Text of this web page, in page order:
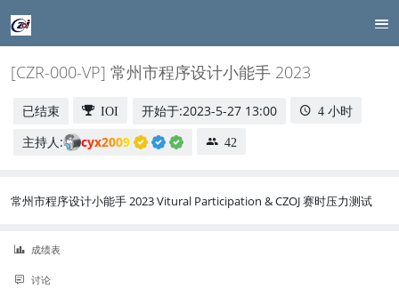
[CZR-000-VP] 常州市程序设计小能手 2023
已结束 IOI 开始于:2023-5-27 13:00 4 小时
主持人: cyx2009 42
常州市程序设计小能手 2023 Vitural Participation & CZOJ 赛时压力测试
成绩表
讨论